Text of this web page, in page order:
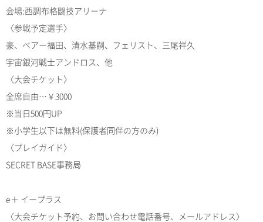
会場:西調布格闘技アリーナ
〈参戦予定選手〉
豪、ベアー福田、清水基嗣、フェリスト、三尾祥久
宇宙銀河戦士アンドロス、他
〈大会チケット〉
全席自由…￥3000
※当日500円UP
※小学生以下は無料(保護者同伴の方のみ)
〈プレイガイド〉
SECRET BASE事務局
e＋ イープラス
〈大会チケット予約、お問い合わせ電話番号、メールアドレス〉